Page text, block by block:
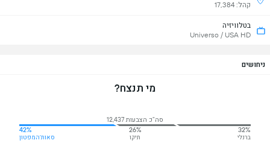
קהל: 17,384
בטלוויזיה
Universo / USA HD
ניחושים
מי תנצח?
סה"כ הצבעות 12,437
32%
ברנלי
26%
תיקו
42%
סאות'המפטון